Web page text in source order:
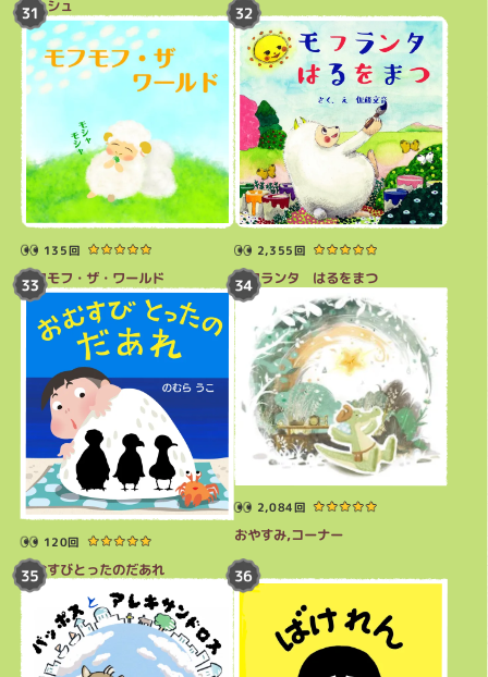
シュシュ
135回
モフモフ・ザ・ワールド
2,355回
モフランタ はるをまつ
120回
おむすびとったのだあれ
2,084回
おやすみ,コーナー